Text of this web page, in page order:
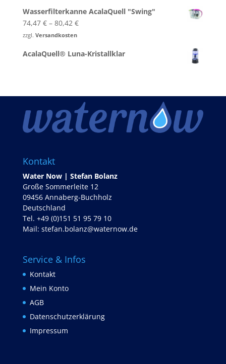
Wasserfilterkanne AcalaQuell "Swing"
74,47 €– 80,42 €
zzgl. Versandkosten
AcalaQuell® Luna-Kristallklar
Kontakt
Water Now | Stefan Bolanz
Große Sommerleite 12
09456 Annaberg-Buchholz
Deutschland
Tel. +49 (0)151 51 95 79 10
Mail: stefan.bolanz@waternow.de
Service & Infos
Kontakt
Mein Konto
AGB
Datenschutzerklärung
Impressum